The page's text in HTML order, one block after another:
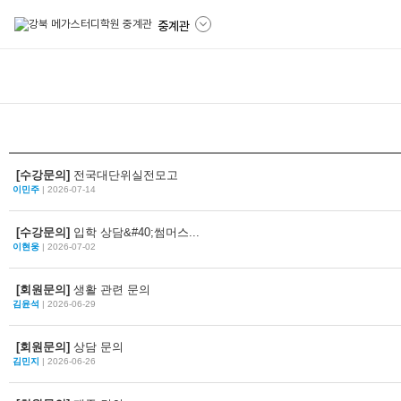
중계관
[수강문의] 전국대단위실전모고
이민주 | 2026-07-14
[수강문의] 입학 상담&#40;썸머스...
이현웅 | 2026-07-02
[회원문의] 생활 관련 문의
김윤석 | 2026-06-29
[회원문의] 상담 문의
김민지 | 2026-06-26